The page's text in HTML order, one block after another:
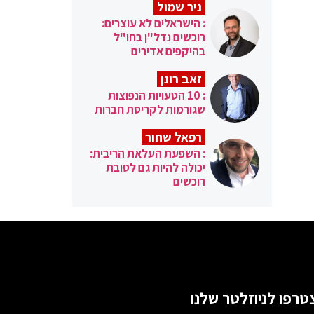
ניר שמול
: הישראלים לא עוצרים:
רוכשים נדל"ן בחו"ל
בהיקפים אדירים
זאב רונן
: 10 הטעויות הנפוצות
שגורמות לקריסת חברות
רפאל שחור
: השפעת העלאת הריבית:
יכולה להיות גם לטובת
רוכשים
לניוזלטר שלנו